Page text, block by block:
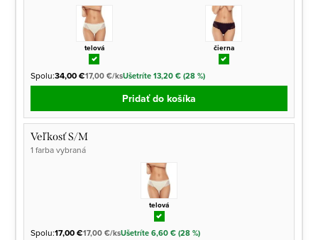
telová čierna
Spolu:34,00 €17,00 €/ksUšetríte 13,20 € (28 %)
Pridať do košíka
Veľkosť S/M
1 farba vybraná
telová
Spolu:17,00 €17,00 €/ksUšetríte 6,60 € (28 %)